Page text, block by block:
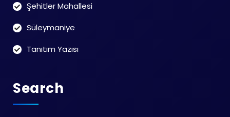
Şehitler Mahallesi
Süleymaniye
Tanıtım Yazısı
Search